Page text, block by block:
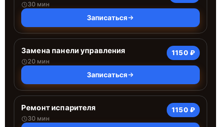
30 мин
Записаться
Замена панели управления
20 мин
1150 ₽
Записаться
Ремонт испарителя
30 мин
1150 ₽